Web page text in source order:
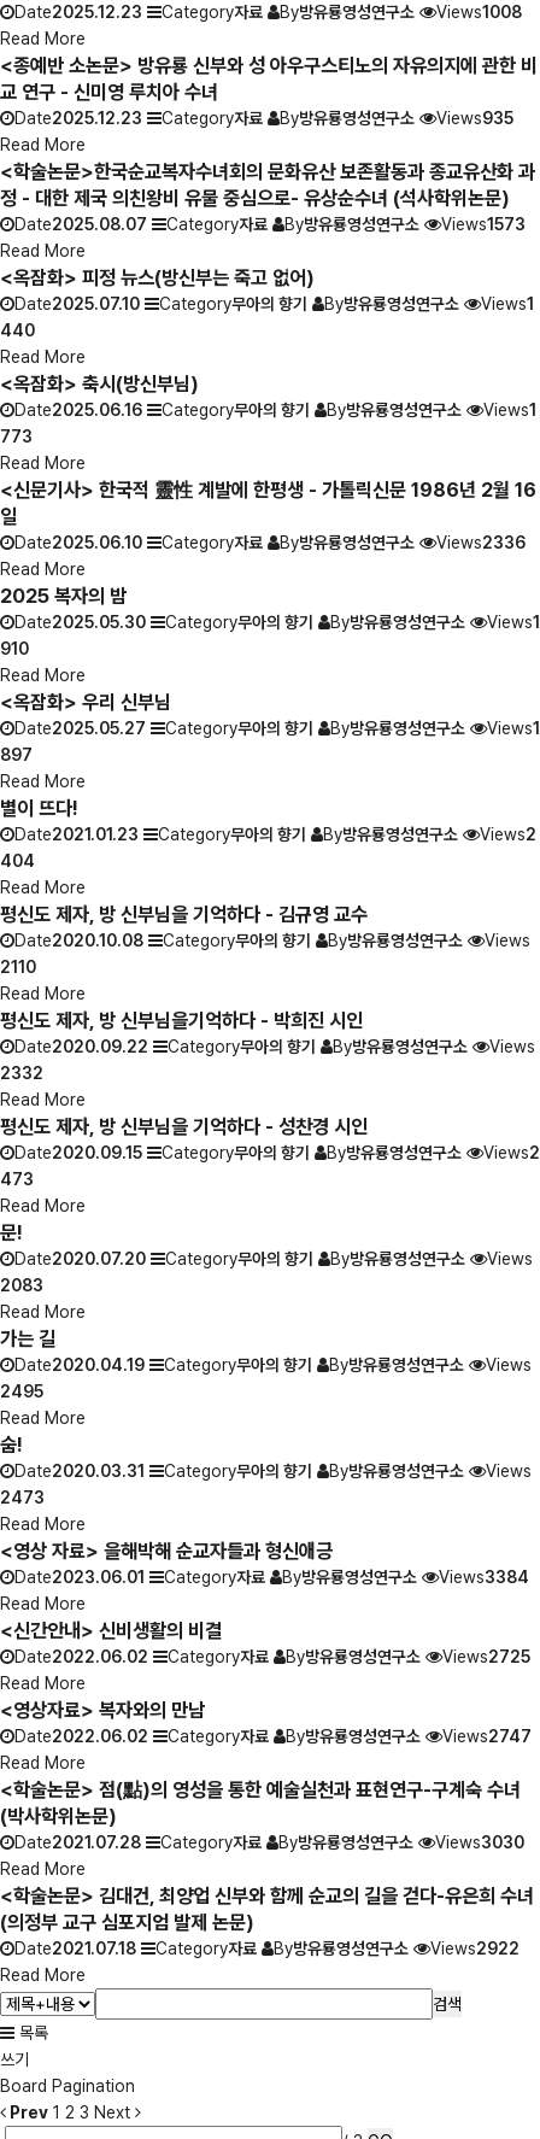
Date2025.12.23 Category자료 By방유룡영성연구소 Views1008
Read More
<종예반 소논문> 방유룡 신부와 성 아우구스티노의 자유의지에 관한 비
교 연구 - 신미영 루치아 수녀
Date2025.12.23 Category자료 By방유룡영성연구소 Views935
Read More
<학술논문>한국순교복자수녀회의 문화유산 보존활동과 종교유산화 과
정 - 대한 제국 의친왕비 유물 중심으로- 유상순수녀 (석사학위논문)
Date2025.08.07 Category자료 By방유룡영성연구소 Views1573
Read More
<옥잠화> 피정 뉴스(방신부는 죽고 없어)
Date2025.07.10 Category무아의 향기 By방유룡영성연구소 Views1
440
Read More
<옥잠화> 축시(방신부님)
Date2025.06.16 Category무아의 향기 By방유룡영성연구소 Views1
773
Read More
<신문기사> 한국적 靈性 계발에 한평생 - 가톨릭신문 1986년 2월 16
일
Date2025.06.10 Category자료 By방유룡영성연구소 Views2336
Read More
2025 복자의 밤
Date2025.05.30 Category무아의 향기 By방유룡영성연구소 Views1
910
Read More
<옥잠화> 우리 신부님
Date2025.05.27 Category무아의 향기 By방유룡영성연구소 Views1
897
Read More
별이 뜨다!
Date2021.01.23 Category무아의 향기 By방유룡영성연구소 Views2
404
Read More
평신도 제자, 방 신부님을 기억하다 - 김규영 교수
Date2020.10.08 Category무아의 향기 By방유룡영성연구소
Views
2110
Read More
평신도 제자, 방 신부님을기억하다 - 박희진 시인
Date2020.09.22 Category무아의 향기 By방유룡영성연구소
Views
2332
Read More
평신도 제자, 방 신부님을 기억하다 - 성찬경 시인
Date2020.09.15 Category무아의 향기 By방유룡영성연구소 Views2
473
Read More
문!
Date2020.07.20 Category무아의 향기 By방유룡영성연구소
Views
2083
Read More
가는 길
Date2020.04.19 Category무아의 향기 By방유룡영성연구소
Views
2495
Read More
숨!
Date2020.03.31 Category무아의 향기 By방유룡영성연구소
Views
2473
Read More
<영상 자료> 을해박해 순교자들과 형신애긍
Date2023.06.01 Category자료 By방유룡영성연구소 Views3384
Read More
<신간안내> 신비생활의 비결
Date2022.06.02 Category자료 By방유룡영성연구소 Views2725
Read More
<영상자료> 복자와의 만남
Date2022.06.02 Category자료 By방유룡영성연구소 Views2747
Read More
<학술논문> 점(點)의 영성을 통한 예술실천과 표현연구-구계숙 수녀
(박사학위논문)
Date2021.07.28 Category자료 By방유룡영성연구소 Views3030
Read More
<학술논문> 김대건, 최양업 신부와 함께 순교의 길을 걷다-유은희 수녀
(의정부 교구 심포지엄 발제 논문)
Date2021.07.18 Category자료 By방유룡영성연구소 Views2922
Read More
검색
목록
쓰기
Board Pagination
Prev 1 2 3 Next